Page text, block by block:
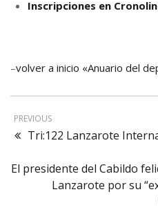
Inscripciones en
–volver a inicio «Anuario del
PREVIOUS
Tri:122 Lanzarote
El presidente del Cabildo
Lanzarote por su